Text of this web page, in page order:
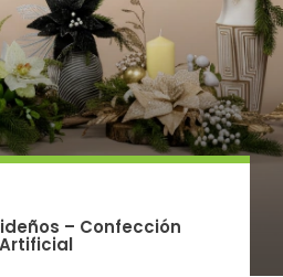
– Confección
Artificial